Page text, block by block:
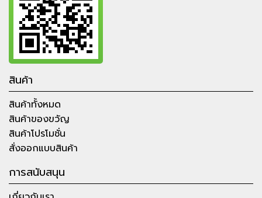
สินค้า
สินค้าทั้งหมด
สินค้าของขวัญ
สินค้าโปรโมชั่น
สั่งออกแบบสินค้า
การสนับสนุน